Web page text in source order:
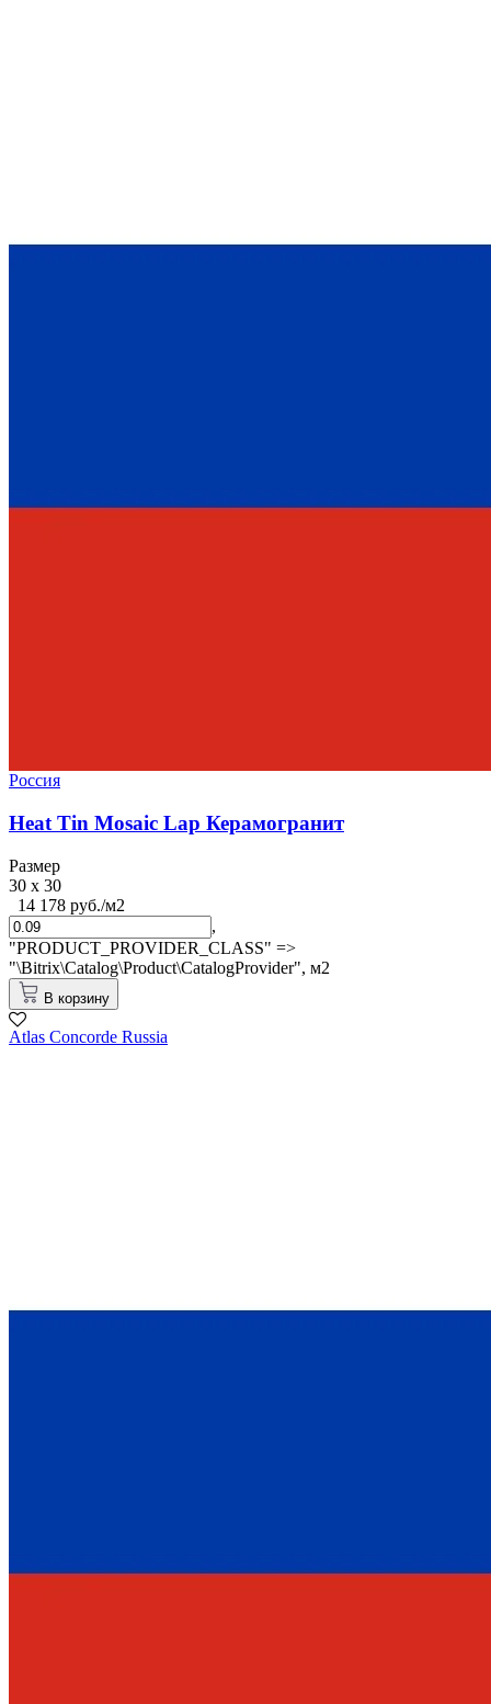
Россия
Heat Tin Mosaic Lap Керамогранит
Размер
30 x 30
14 178 руб./м2
,
"PRODUCT_PROVIDER_CLASS" =>
"\Bitrix\Catalog\Product\CatalogProvider", м2
В корзину
Atlas Concorde Russia